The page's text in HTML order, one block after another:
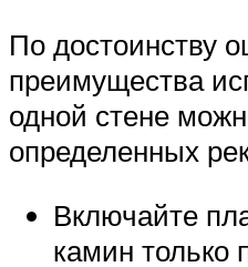
По достоинству
преимущества
одной стене
определенных
Включайте
камин только